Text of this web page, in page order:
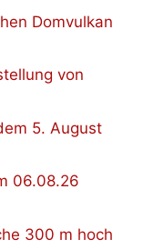
Domvulkan
von
5. August
06.08.26
300 m hoch